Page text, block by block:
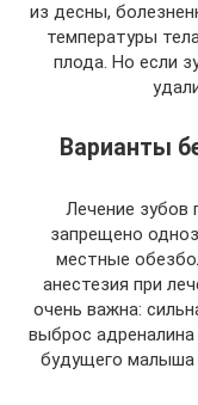
из десны,
температуры
плода. Но если
Варианты
Лечение зубов
запрещено
местные
анестезия при
очень важна:
выброс
будущего